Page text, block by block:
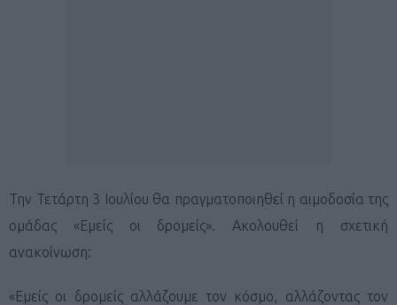
Την Τετάρτη 3 Ιουλίου θα πραγματοποιηθεί η αιμοδοσία της
ομάδας «Εμείς οι δρομείς». Ακολουθεί η σχετική
ανακοίνωση:
«Εμείς οι δρομείς αλλάζουμε τον κόσμο, αλλάζοντας τον